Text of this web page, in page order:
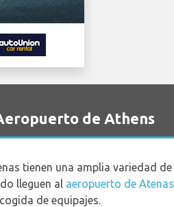
de Athens
tienen una amplia variedad de
lleguen al aeropuerto de Atenas
de equipajes.